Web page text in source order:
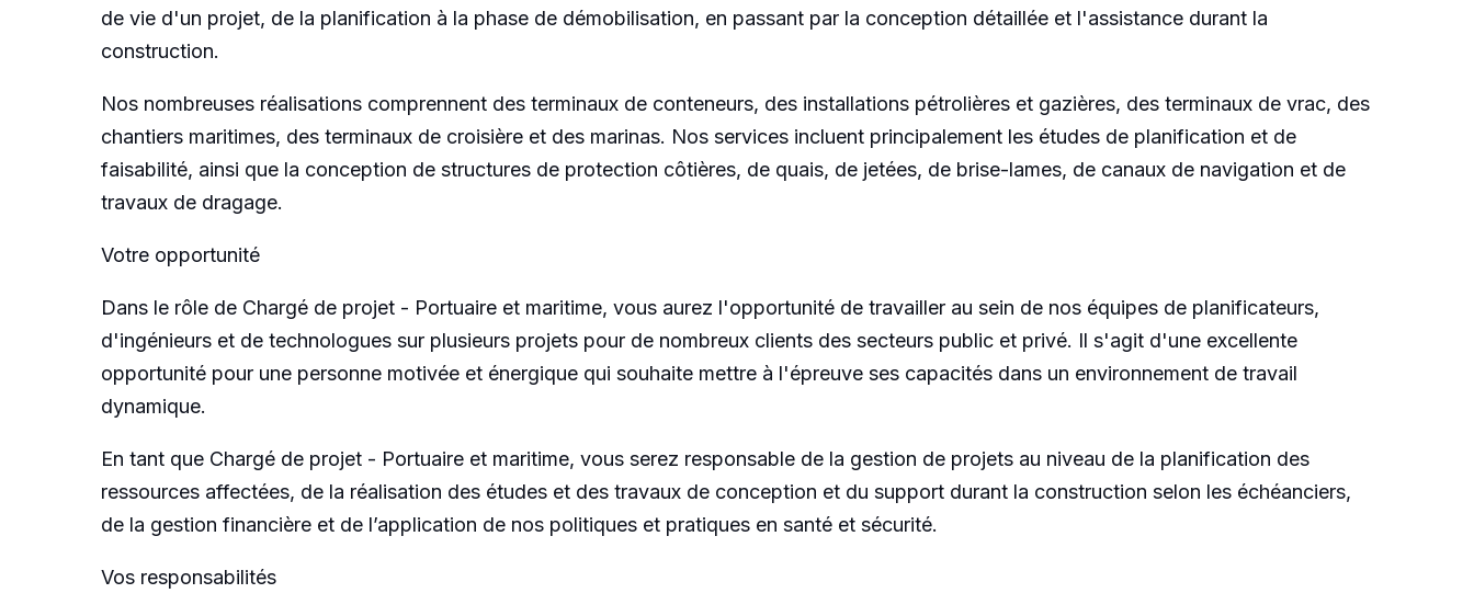
de vie d'un projet, de la planification à la phase de démobilisation, en passant par la conception détaillée et l'assistance durant la
construction.
Nos nombreuses réalisations comprennent des terminaux de conteneurs, des installations pétrolières et gazières, des terminaux de vrac, des
chantiers maritimes, des terminaux de croisière et des marinas. Nos services incluent principalement les études de planification et de
faisabilité, ainsi que la conception de structures de protection côtières, de quais, de jetées, de brise-lames, de canaux de navigation et de
travaux de dragage.
Votre opportunité
Dans le rôle de Chargé de projet - Portuaire et maritime, vous aurez l'opportunité de travailler au sein de nos équipes de planificateurs,
d'ingénieurs et de technologues sur plusieurs projets pour de nombreux clients des secteurs public et privé. Il s'agit d'une excellente
opportunité pour une personne motivée et énergique qui souhaite mettre à l'épreuve ses capacités dans un environnement de travail
dynamique.
En tant que Chargé de projet - Portuaire et maritime, vous serez responsable de la gestion de projets au niveau de la planification des
ressources affectées, de la réalisation des études et des travaux de conception et du support durant la construction selon les échéanciers,
de la gestion financière et de l’application de nos politiques et pratiques en santé et sécurité.
Vos responsabilités